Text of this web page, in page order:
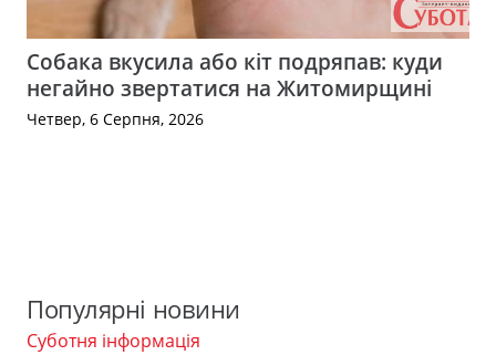
Собака вкусила або кіт подряпав: куди
негайно звертатися на Житомирщині
Четвер, 6 Серпня, 2026
Популярні новини
Суботня інформація